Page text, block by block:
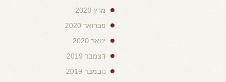
מרץ 2020
פברואר 2020
ינואר 2020
דצמבר 2019
נובמבר 2019